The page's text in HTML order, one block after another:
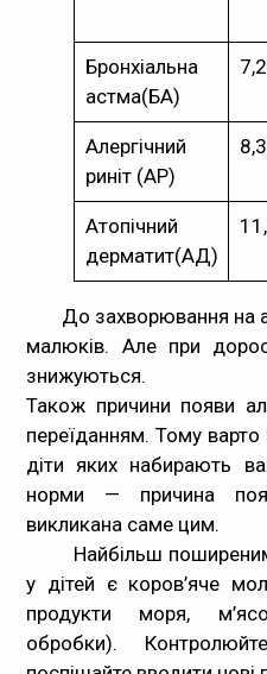
Бронхіальна
астма(БА)
Алергічний
риніт (АР)
Атопічний
дерматит(АД)
До захворювання на
малюків. Але при
знижуються.
Також причини появи
переїданням. Тому
діти яких набирають
норми — причина
викликана саме цим.
Найбільш
у дітей є коров’яче
продукти моря,
обробки).